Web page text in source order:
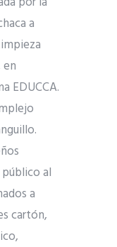
a
EDUCCA.
al
a
cartón,